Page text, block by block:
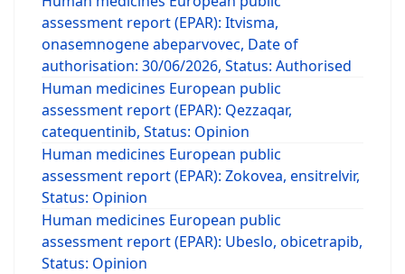
assessment report (EPAR): Itvisma,
onasemnogene abeparvovec, Date of
authorisation: 30/06/2026, Status: Authorised
Human medicines European public
assessment report (EPAR): Qezzaqar,
catequentinib, Status: Opinion
Human medicines European public
assessment report (EPAR): Zokovea, ensitrelvir,
Status: Opinion
Human medicines European public
assessment report (EPAR): Ubeslo, obicetrapib,
Status: Opinion